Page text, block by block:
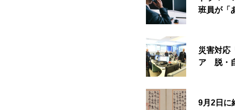
班員が「
理由と
災害対応
ア 脱・
所運営、
9月2日に